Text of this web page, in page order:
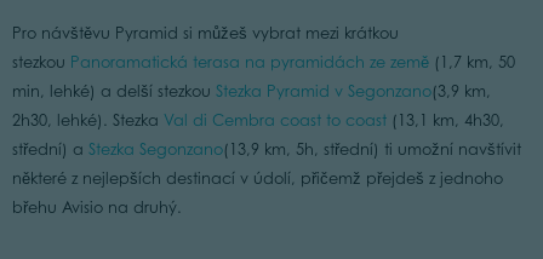
Pro návštěvu Pyramid si můžeš vybrat mezi krátkou
stezkou Panoramatická terasa na pyramidách ze země(1,7 km, 50
min, lehké) a delší stezkou Stezka Pyramid v Segonzano(3,9 km,
2h30, lehké). Stezka Val di Cembra coast to coast(13,1 km, 4h30,
střední) a Stezka Segonzano(13,9 km, 5h, střední) ti umožní navštívit
některé z nejlepších destinací v údolí, přičemž přejdeš z jednoho
břehu Avisio na druhý.